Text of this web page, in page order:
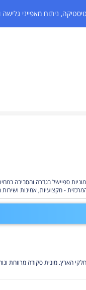
ניתוח מאפייני גלישה
מונית נגישה בכל אזור